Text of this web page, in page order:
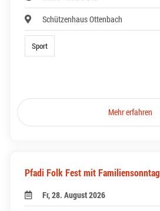
Schützenhaus Ottenbach
Sport
Mehr erfahren
Pfadi Folk Fest mit Familiensonntag
Fr, 28. August 2026